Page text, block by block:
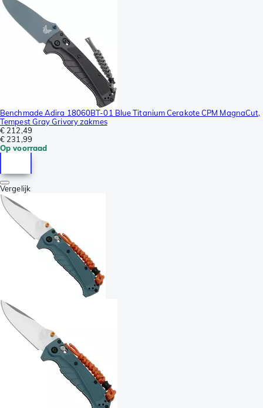
Benchmade Adira 18060BT-01 Blue Titanium Cerakote CPM MagnaCut,
Tempest Gray Grivory zakmes
€ 212,49
€ 231,99
Op voorraad
Vergelijk